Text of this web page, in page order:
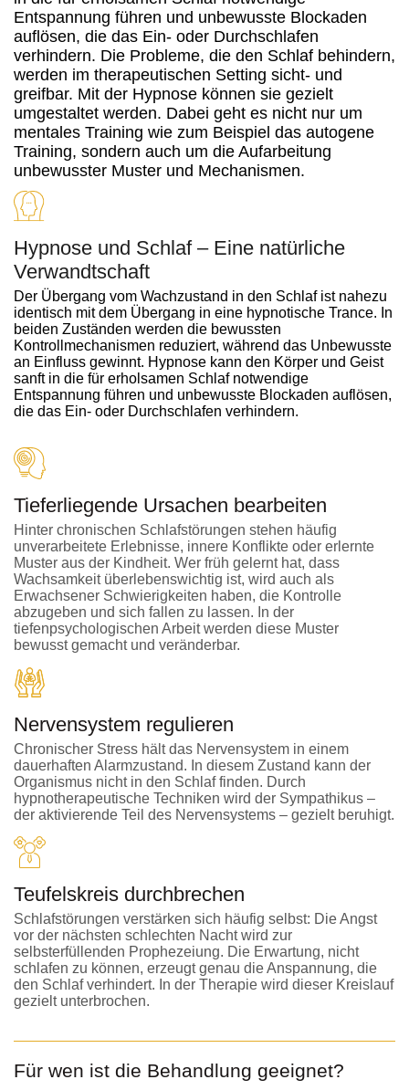
Entspannung führen und unbewusste Blockaden
auflösen, die das Ein- oder Durchschlafen
verhindern. Die Probleme, die den Schlaf behindern,
werden im therapeutischen Setting sicht- und
greifbar. Mit der Hypnose können sie gezielt
umgestaltet werden. Dabei geht es nicht nur um
mentales Training wie zum Beispiel das autogene
Training, sondern auch um die Aufarbeitung
unbewusster Muster und Mechanismen.
Hypnose und Schlaf – Eine natürliche
Verwandtschaft
Der Übergang vom Wachzustand in den Schlaf ist nahezu
identisch mit dem Übergang in eine hypnotische Trance. In
beiden Zuständen werden die bewussten
Kontrollmechanismen reduziert, während das Unbewusste
an Einfluss gewinnt. Hypnose kann den Körper und Geist
sanft in die für erholsamen Schlaf notwendige
Entspannung führen und unbewusste Blockaden auflösen,
die das Ein- oder Durchschlafen verhindern.
Tieferliegende Ursachen bearbeiten
Hinter chronischen Schlafstörungen stehen häufig
unverarbeitete Erlebnisse, innere Konflikte oder erlernte
Muster aus der Kindheit. Wer früh gelernt hat, dass
Wachsamkeit überlebenswichtig ist, wird auch als
Erwachsener Schwierigkeiten haben, die Kontrolle
abzugeben und sich fallen zu lassen. In der
tiefenpsychologischen Arbeit werden diese Muster
bewusst gemacht und veränderbar.
Nervensystem regulieren
Chronischer Stress hält das Nervensystem in einem
dauerhaften Alarmzustand. In diesem Zustand kann der
Organismus nicht in den Schlaf finden. Durch
hypnotherapeutische Techniken wird der Sympathikus –
der aktivierende Teil des Nervensystems – gezielt beruhigt.
Teufelskreis durchbrechen
Schlafstörungen verstärken sich häufig selbst: Die Angst
vor der nächsten schlechten Nacht wird zur
selbsterfüllenden Prophezeiung. Die Erwartung, nicht
schlafen zu können, erzeugt genau die Anspannung, die
den Schlaf verhindert. In der Therapie wird dieser Kreislauf
gezielt unterbrochen.
Für wen ist die Behandlung geeignet?